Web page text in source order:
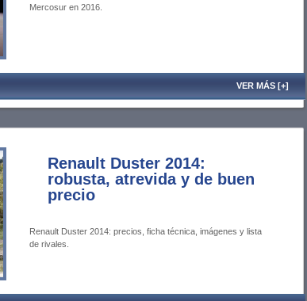
Mercosur en 2016.
VER MÁS [+]
Renault Duster 2014:
robusta, atrevida y de buen
precio
Renault Duster 2014: precios, ficha técnica, imágenes y lista
de rivales.